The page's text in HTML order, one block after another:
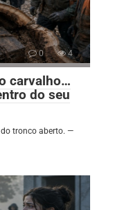
0 4
carvalho…
do seu
tronco aberto. —